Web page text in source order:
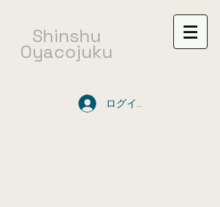
​Shinshu
Oyacojuku
ログイン